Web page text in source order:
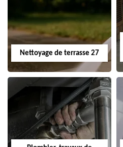
Nettoyage de terrasse 27